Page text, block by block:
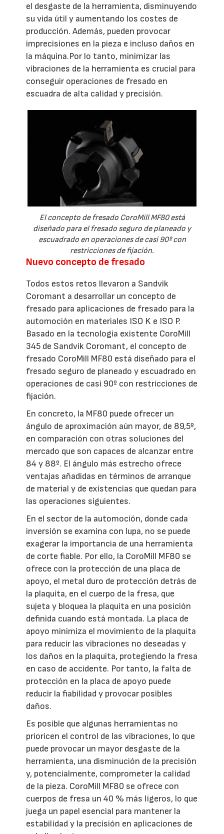
el desgaste de la herramienta, disminuyendo
su vida útil y aumentando los costes de
producción. Además, pueden provocar
imprecisiones en la pieza e incluso daños en
la máquina.Por lo tanto, minimizar las
vibraciones de la herramienta es crucial para
conseguir operaciones de fresado en
escuadra de alta calidad y precisión.
El concepto de fresado CoroMill MF80 está
diseñado para el fresado seguro de planeado y
escuadrado en operaciones de casi 90º con
restricciones de fijación.
Nuevo concepto de fresado
Todos estos retos llevaron a Sandvik
Coromant a desarrollar un concepto de
fresado para aplicaciones de fresado para la
automoción en materiales ISO K e ISO P.
Basado en la tecnología existente CoroMill
345 de Sandvik Coromant, el concepto de
fresado CoroMill MF80 está diseñado para el
fresado seguro de planeado y escuadrado en
operaciones de casi 90º con restricciones de
fijación.
En concreto, la MF80 puede ofrecer un
ángulo de aproximación aún mayor, de 89,5º,
en comparación con otras soluciones del
mercado que son capaces de alcanzar entre
84 y 88º. El ángulo más estrecho ofrece
ventajas añadidas en términos de arranque
de material y de existencias que quedan para
las operaciones siguientes.
En el sector de la automoción, donde cada
inversión se examina con lupa, no se puede
exagerar la importancia de una herramienta
de corte fiable. Por ello, la CoroMill MF80 se
ofrece con la protección de una placa de
apoyo, el metal duro de protección detrás de
la plaquita, en el cuerpo de la fresa, que
sujeta y bloquea la plaquita en una posición
definida cuando está montada. La placa de
apoyo minimiza el movimiento de la plaquita
para reducir las vibraciones no deseadas y
los daños en la plaquita, protegiendo la fresa
en caso de accidente. Por tanto, la falta de
protección en la placa de apoyo puede
reducir la fiabilidad y provocar posibles
daños.
Es posible que algunas herramientas no
prioricen el control de las vibraciones, lo que
puede provocar un mayor desgaste de la
herramienta, una disminución de la precisión
y, potencialmente, comprometer la calidad
de la pieza. CoroMill MF80 se ofrece con
cuerpos de fresa un 40 % más ligeros, lo que
juega un papel esencial para mantener la
estabilidad y la precisión en aplicaciones de